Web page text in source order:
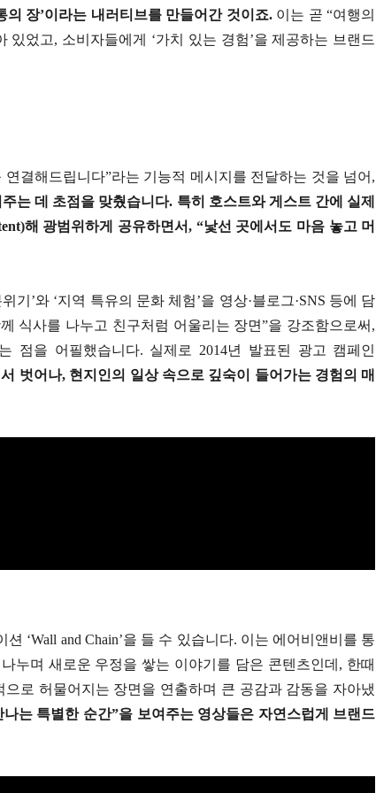
장’이라는 내러티브를 만들어간 것이죠.이는 곧 “여행의
었고, 소비자들에게 ‘가치 있는 경험’을 제공하는 브랜드
결해드립니다”라는 기능적 메시지를 전달하는 것을 넘어,
는 데 초점을 맞췄습니다. 특히 호스트와 게스트 간에 실제
해 광범위하게 공유하면서, “낯선 곳에서도 마음 놓고 머
’와 ‘지역 특유의 문화 체험’을 영상·블로그·SNS 등에 담
식사를 나누고 친구처럼 어울리는 장면”을 강조함으로써,
점을 어필했습니다. 실제로 2014년 발표된 광고 캠페인
벗어나, 현지인의 일상 속으로 깊숙이 들어가는 경험의 매
‘Wall and Chain’을 들 수 있습니다. 이는 에어비앤비를 통
누며 새로운 우정을 쌓는 이야기를 담은 콘텐츠인데, 한때
로 허물어지는 장면을 연출하며 큰 공감과 감동을 자아냈
는 특별한 순간”을 보여주는 영상들은 자연스럽게 브랜드